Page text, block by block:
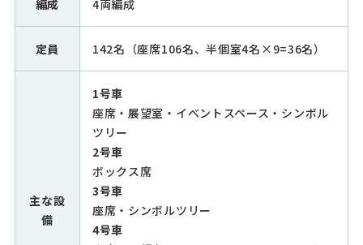
編成 4両編成
定員 142名（座席106名、半個室4名×9=36名）
主な設
備
1号車
座席・展望室・イベントスペース・シンボル
ツリー
2号車
ボックス席
3号車
座席・ シンボルツリー
4号車